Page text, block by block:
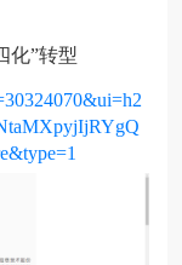
化”转型